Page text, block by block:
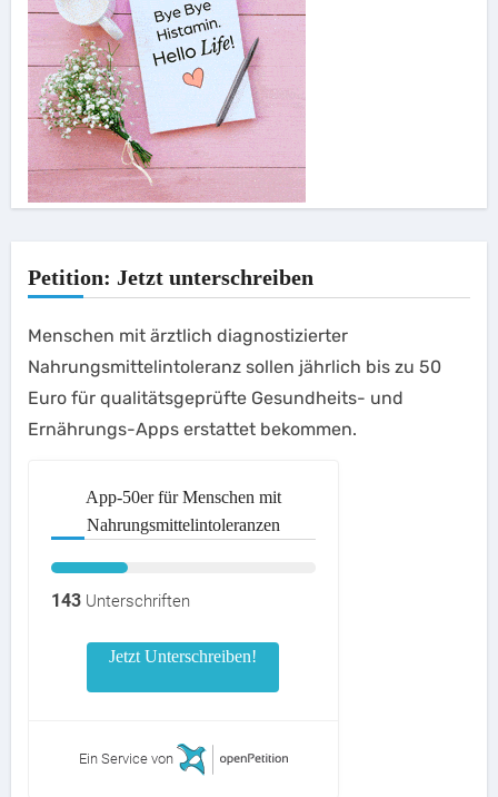
Petition: Jetzt unterschreiben
Menschen mit ärztlich diagnostizierter
Nahrungsmittelintoleranz sollen jährlich bis zu 50
Euro für qualitätsgeprüfte Gesundheits- und
Ernährungs-Apps erstattet bekommen.
App-50er für Menschen mit
Nahrungsmittelintoleranzen
143Unterschriften
Jetzt Unterschreiben!
Ein Service von